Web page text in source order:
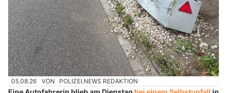
05.08.26 VON POLIZEI.NEWS REDAKTION